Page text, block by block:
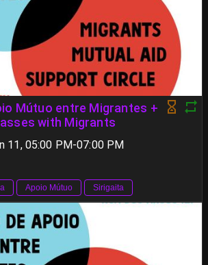
Mútuo entre Migrantes +
with Migrants
11, 05:00 PM-07:00 PM
Apoio Mútuo Sirigaita